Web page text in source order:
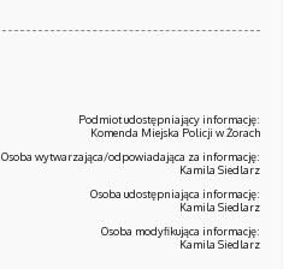
Podmiot udostępniający informację:
Komenda Miejska Policji w Żorach
Osoba wytwarzająca/odpowiadająca za informację:
Kamila Siedlarz
Osoba udostępniająca informację:
Kamila Siedlarz
Osoba modyfikująca informację:
Kamila Siedlarz